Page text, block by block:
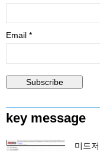
Email *
key message
미드